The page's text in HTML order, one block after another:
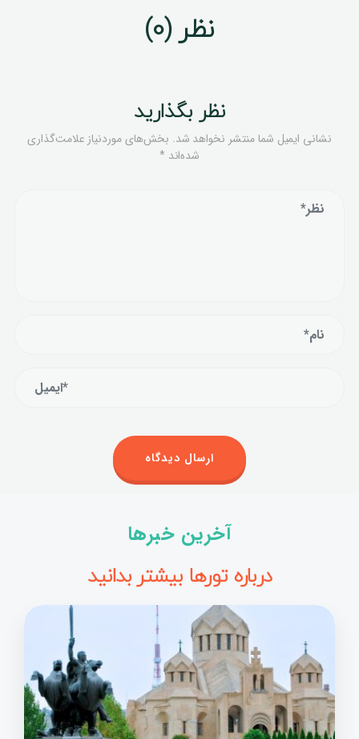
نظر (0)
نظر بگذارید
نشانی ایمیل شما منتشر نخواهد شد. بخش‌های موردنیاز علامت‌گذاری
شده‌اند *
آخرین خبرها
درباره تورها بیشتر بدانید